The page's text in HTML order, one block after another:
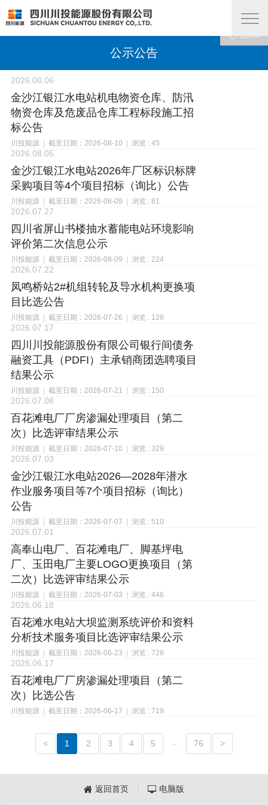
公示公告
2026.08.06
金沙江银江水电站机电物资仓库、防汛
物资仓库及危废品仓库工程标段施工招
标公告
川投能源 截至日期：2026-08-10 浏览 : 45
查看
2026.08.05
金沙江银江水电站2026年厂区标识标牌
采购项目等4个项目招标（询比）公告
川投能源 截至日期：2026-08-09 浏览 : 81
已结束
2026.07.27
四川省屏山书楼抽水蓄能电站环境影响
评价第二次信息公示
川投能源 截至日期：2026-08-09 浏览 : 224
已结束
2026.07.22
凤鸣桥站2#机组转轮及导水机构更换项
目比选公告
川投能源 截至日期：2026-07-26 浏览 : 128
已结束
2026.07.17
四川川投能源股份有限公司银行间债务
融资工具（PDFI）主承销商团选聘项目
结果公示
川投能源 截至日期：2026-07-21 浏览 : 150
已结束
2026.07.08
百花滩电厂厂房渗漏处理项目（第二
次）比选评审结果公示
川投能源 截至日期：2026-07-10 浏览 : 329
已结束
2026.07.03
金沙江银江水电站2026—2028年潜水
作业服务项目等7个项目招标（询比）
公告
川投能源 截至日期：2026-07-07 浏览 : 510
已结束
2026.07.01
高奉山电厂、百花滩电厂、脚基坪电
厂、玉田电厂主要LOGO更换项目（第
二次）比选评审结果公示
川投能源 截至日期：2026-07-03 浏览 : 446
已结束
2026.06.18
百花滩水电站大坝监测系统评价和资料
分析技术服务项目比选评审结果公示
川投能源 截至日期：2026-06-23 浏览 : 728
已结束
2026.06.17
百花滩电厂厂房渗漏处理项目（第二
次）比选公告
川投能源 截至日期：2026-06-17 浏览 : 719
已结束
< 1 2 3 4 5 76 >
 返回首页  电脑版